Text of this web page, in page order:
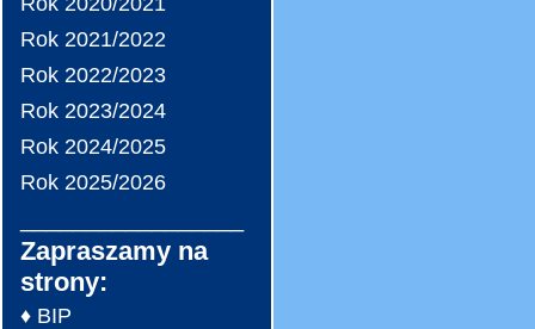
Rok 2021/2022
Rok 2022/2023
Rok 2023/2024
Rok 2024/2025
Rok 2025/2026
Zapraszamy na
strony:
♦ BIP